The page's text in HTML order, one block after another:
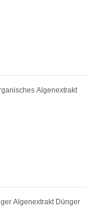
Algenextrakt
Algenextrakt Dünger